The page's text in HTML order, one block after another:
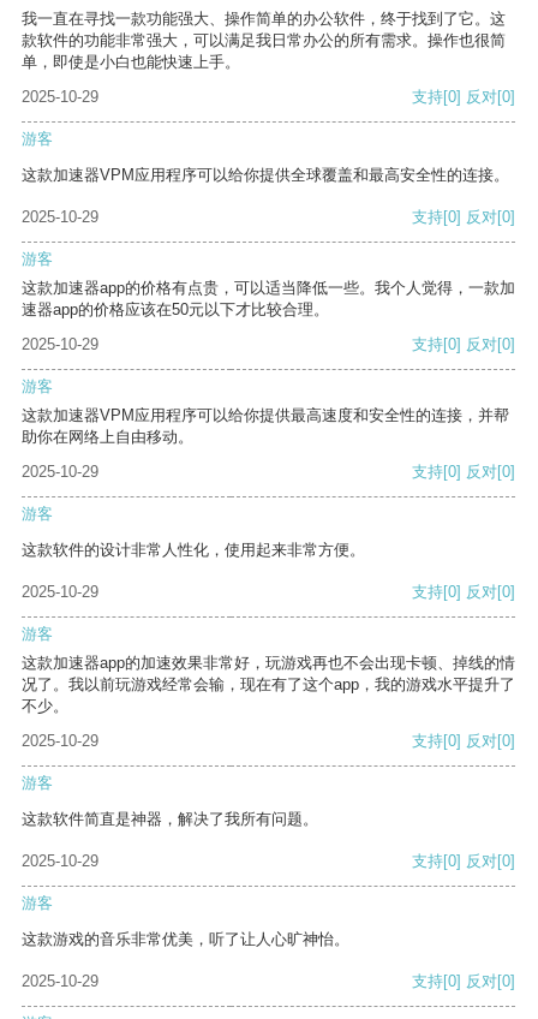
我一直在寻找一款功能强大、操作简单的办公软件，终于找到了它。这
款软件的功能非常强大，可以满足我日常办公的所有需求。操作也很简
单，即使是小白也能快速上手。
2025-10-29
支持[0] 反对[0]
游客
这款加速器VPM应用程序可以给你提供全球覆盖和最高安全性的连接。
2025-10-29 支持[0] 反对[0]
游客
这款加速器app的价格有点贵，可以适当降低一些。我个人觉得，一款加
速器app的价格应该在50元以下才比较合理。
2025-10-29
支持[0] 反对[0]
游客
这款加速器VPM应用程序可以给你提供最高速度和安全性的连接，并帮
助你在网络上自由移动。
2025-10-29
支持[0] 反对[0]
游客
这款软件的设计非常人性化，使用起来非常方便。
2025-10-29 支持[0] 反对[0]
游客
这款加速器app的加速效果非常好，玩游戏再也不会出现卡顿、掉线的情
况了。我以前玩游戏经常会输，现在有了这个app，我的游戏水平提升了
不少。
2025-10-29
支持[0] 反对[0]
游客
这款软件简直是神器，解决了我所有问题。
2025-10-29 支持[0] 反对[0]
游客
这款游戏的音乐非常优美，听了让人心旷神怡。
2025-10-29 支持[0] 反对[0]